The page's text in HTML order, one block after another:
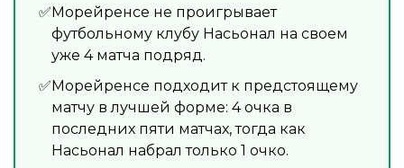
Морейренсе не проигрывает
футбольному клубу Насьонал на своем
уже 4 матча подряд.
Морейренсе подходит к предстоящему
матчу в лучшей форме: 4 очка в
последних пяти матчах, тогда как
Насьонал набрал только 1 очко.